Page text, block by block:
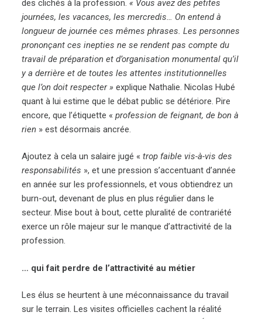
des clichés à la profession.« Vous avez des petites
journées, les vacances, les mercredis… On entend à
longueur de journée ces mêmes phrases. Les personnes
prononçant ces inepties ne se rendent pas compte du
travail de préparation et d’organisation monumental qu’il
y a derrière et de toutes les attentes institutionnelles
que l’on doit respecter »explique Nathalie. Nicolas Hubé
quant à lui estime que le débat public se détériore. Pire
encore, que l’étiquette «profession de feignant, de bon à
rien » est désormais ancrée.
Ajoutez à cela un salaire jugé «trop faible vis-à-vis des
responsabilités », et une pression s’accentuant d’année
en année sur les professionnels, et vous obtiendrez un
burn-out, devenant de plus en plus régulier dans le
secteur. Mise bout à bout, cette pluralité de contrariété
exerce un rôle majeur sur le manque d’attractivité de la
profession.
… qui fait perdre de l’attractivité au métier
Les élus se heurtent à une méconnaissance du travail
sur le terrain. Les visites officielles cachent la réalité